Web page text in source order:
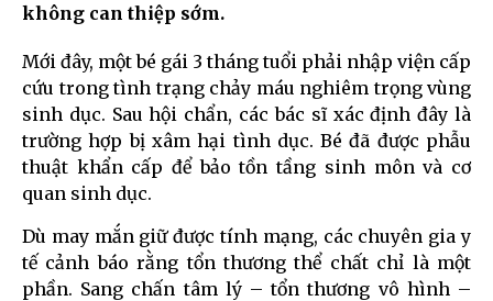
không can thiệp sớm.
Mới đây, một bé gái 3 tháng tuổi phải nhập viện cấp
cứu trong tình trạng chảy máu nghiêm trọng vùng
sinh dục. Sau hội chẩn, các bác sĩ xác định đây là
trường hợp bị xâm hại tình dục. Bé đã được phẫu
thuật khẩn cấp để bảo tồn tầng sinh môn và cơ
quan sinh dục.
Dù may mắn giữ được tính mạng, các chuyên gia y
tế cảnh báo rằng tổn thương thể chất chỉ là một
phần. Sang chấn tâm lý – tổn thương vô hình –